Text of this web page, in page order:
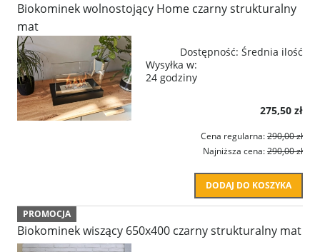
Biokominek wolnostojący Home czarny strukturalny
mat
Dostępność: Średnia ilość
Wysyłka w:
24 godziny
275,50 zł
Cena regularna:290,00 zł
Najniższa cena:290,00 zł
DODAJ DO KOSZYKA
Biokominek wiszący 650x400 czarny strukturalny mat
PROMOCJA